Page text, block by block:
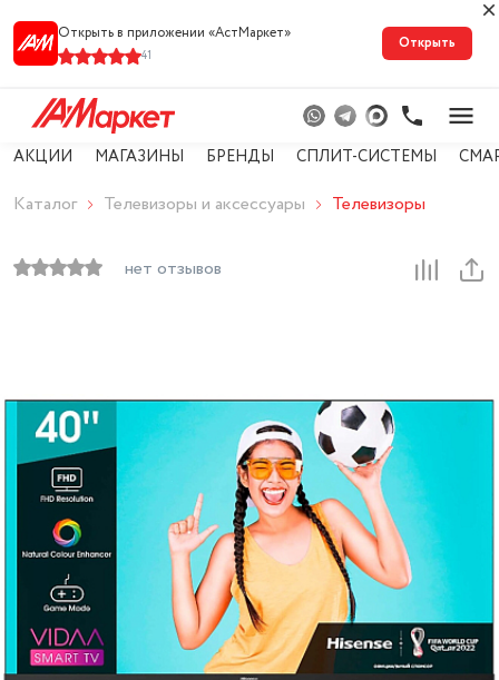
Открыть в приложении «АстМарке‪т‬»
41
Открыть
АКЦИИ МАГАЗИНЫ БРЕНДЫ СПЛИТ-СИСТЕМЫ
Каталог Телевизоры и аксессуары Телевизоры
нет отзывов